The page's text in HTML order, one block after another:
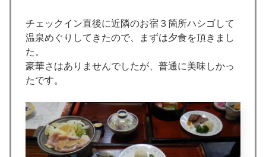
チェックイン直後に近隣のお宿３箇所ハシゴして
温泉めぐりしてきたので、まずは夕食を頂きまし
た。
豪華さはありませんでしたが、普通に美味しかっ
たです。